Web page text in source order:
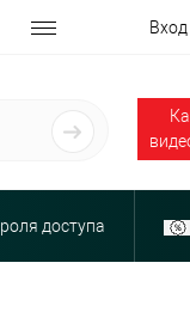
Вход
доступа